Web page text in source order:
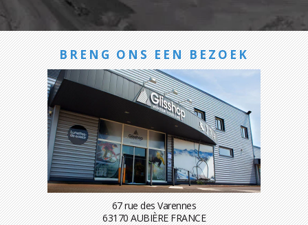
BRENG ONS EEN BEZOEK
67 rue des Varennes
63170 AUBIÈRE FRANCE